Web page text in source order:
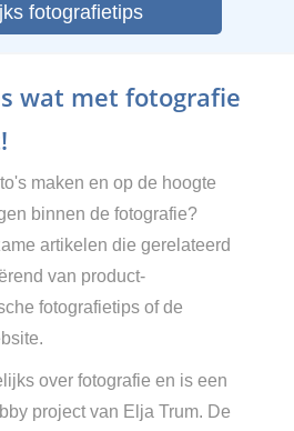
fotografietips
wat met fotografie
maken en op de hoogte
binnen de fotografie?
artikelen die gerelateerd
van product-
fotografietips of de
over fotografie en is een
project van Elja Trum. De